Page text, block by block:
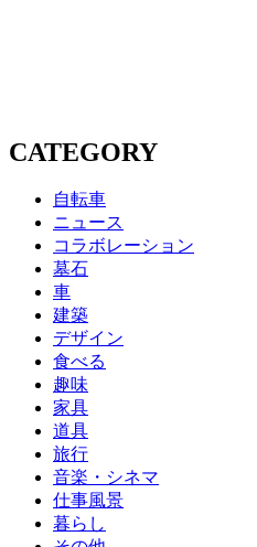
CATEGORY
自転車
ニュース
コラボレーション
墓石
車
建築
デザイン
食べる
趣味
家具
道具
旅行
音楽・シネマ
仕事風景
暮らし